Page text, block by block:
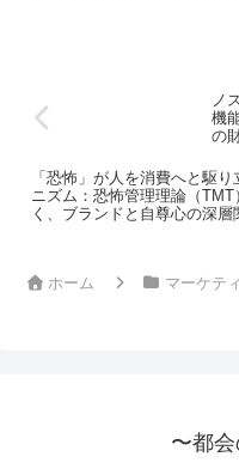
ノ
機
の
「恐怖」が人を消費へと駆り
ニズム：恐怖管理理論（
く、ブランドと自尊心の深層
ホーム マーケテ
〜都